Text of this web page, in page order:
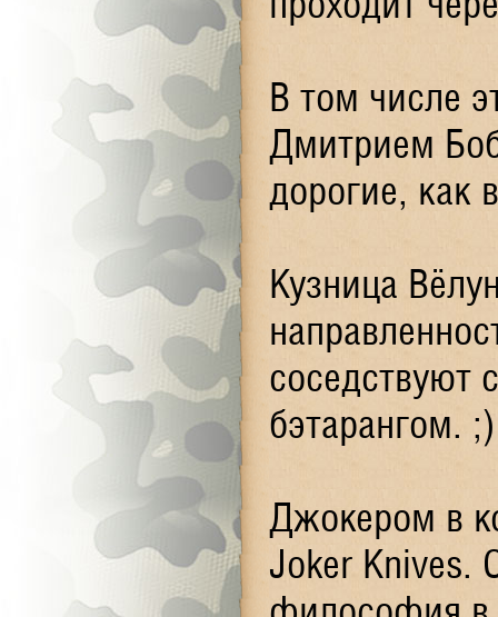
В том числе
Дмитрием
дорогие, как
Кузница
соседствуют
бэтарангом. ;)
Джокером в
Joker Knives.